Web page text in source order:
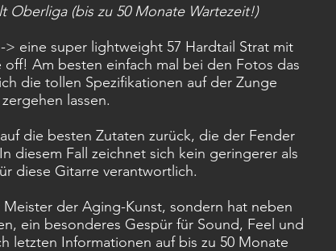
Oberliga (bis zu 50 Monate Wartezeit!)
eine super lightweight 57 Hardtail Strat mit
off! Am besten einfach mal bei den Fotos das
die tollen Spezifikationen auf der Zunge
zergehen lassen.
die besten Zutaten zurück, die der Fender
diesem Fall zeichnet sich kein geringerer als
diese Gitarre verantwortlich.
der Aging-Kunst, sondern hat neben
ein besonderes Gespür für Sound, Feel und
letzten Informationen auf bis zu 50 Monate